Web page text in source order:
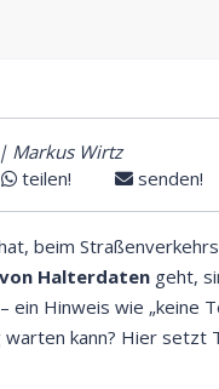
Markus Wirtz
teilen! senden!
beim
Halterdaten geht,
ein Hinweis wie „keine
kann? Hier setzt